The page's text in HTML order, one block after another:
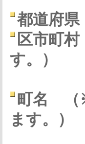
都道府県
区市町村
す。）
町名
ます。）